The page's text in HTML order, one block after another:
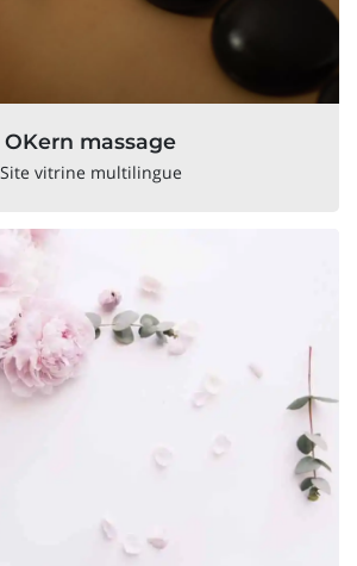
OKern massage
Site vitrine multilingue